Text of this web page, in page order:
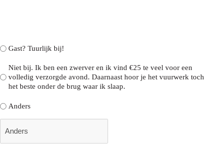
dabeiGast? Tuurlijk bij!
Niet bij. Ik ben een zwerver en ik vind €25 te veel voor een
volledig verzorgde avond. Daarnaast hoor je het vuurwerk toch
het beste onder de brug waar ik slaap.
Anders